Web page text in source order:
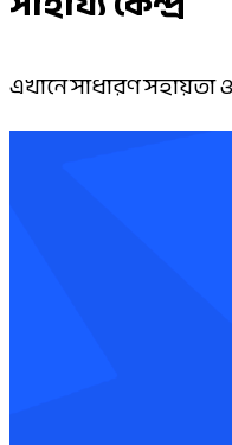
এখানে সাধারণ সহায়তা ও